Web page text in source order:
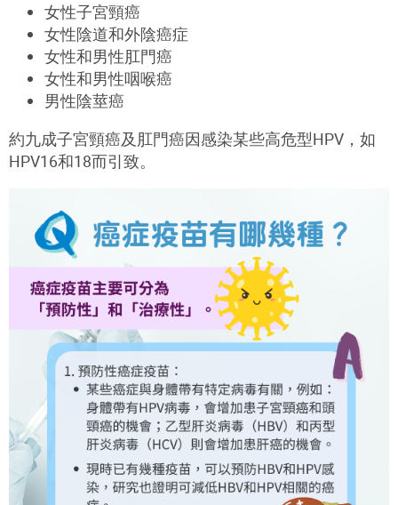
女性子宮頸癌
女性陰道和外陰癌症
女性和男性肛門癌
女性和男性咽喉癌
男性陰莖癌
約九成子宮頸癌及肛門癌因感染某些高危型HPV，如
HPV16和18而引致。